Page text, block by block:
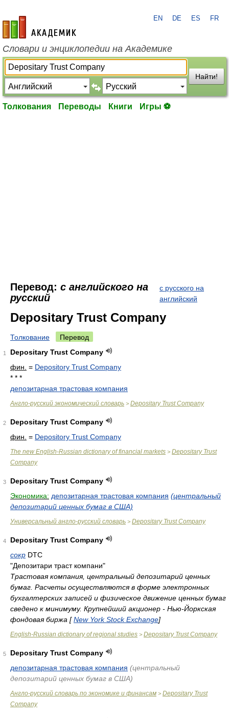
academic.ru
EN DE ES FR
Словари и энциклопедии на Академике
Найти!
Толкования Переводы Книги Игры ⚽
Перевод: с английского на
русский
с русского на
английский
Depositary Trust Company
Толкование Перевод
1
Depositary Trust Company
фин. = Depository Trust Company
* * *
депозитарная трастовая компания
Англо-русский экономический словарь > Depositary Trust Company
2
Depositary Trust Company
фин. = Depository Trust Company
The new English-Russian dictionary of financial markets > Depositary Trust
Company
3
Depositary Trust Company
Экономика: депозитарная трастовая компания (центральный
депозитарий ценных бумаг в США)
Универсальный англо-русский словарь > Depositary Trust Company
4
Depositary Trust Company
сокр DTC
"Депозитари траст компани"
Трастовая компания, центральный депозитарий ценных
бумаг. Расчеты осуществляются в форме электронных
бухгалтерских записей и физическое движение ценных бумаг
сведено к минимуму. Крупнейший акционер - Нью-Йоркская
фондовая биржа [New York Stock Exchange]
English-Russian dictionary of regional studies > Depositary Trust Company
5
Depositary Trust Company
депозитарная трастовая компания (центральный
депозитарий ценных бумаг в США)
Англо-русский словарь по экономике и финансам > Depositary Trust
Company